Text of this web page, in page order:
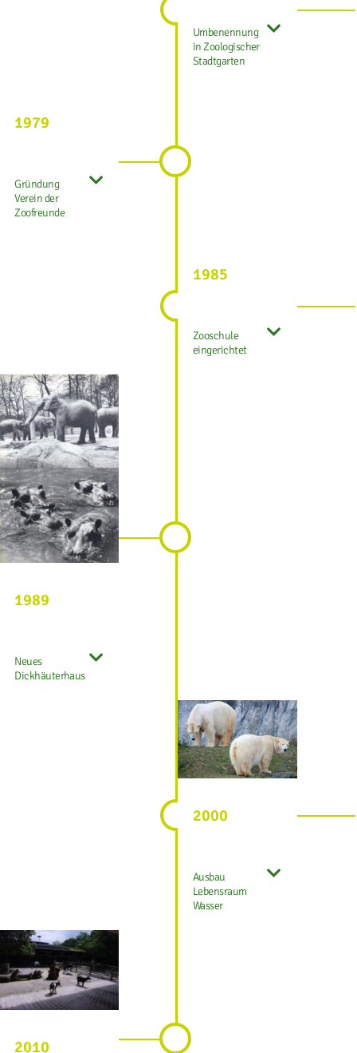
Umbenennung
in Zoologischer
Stadtgarten
1979
Gründung
Verein der
Zoofreunde
1985
Zooschule
eingerichtet
1989
Neues
Dickhäuterhaus
2000
Ausbau
Lebensraum
Wasser
2010